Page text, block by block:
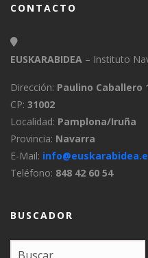
CONTACTO
EUSKARABIDEA – Instituto
Dirección: Paulino Caballero
CP: 31002
Localidad: Pamplona/Iruña
Provincia: Navarra
E-Mail:
Teléfono: 848 42 60 54
BUSCADOR